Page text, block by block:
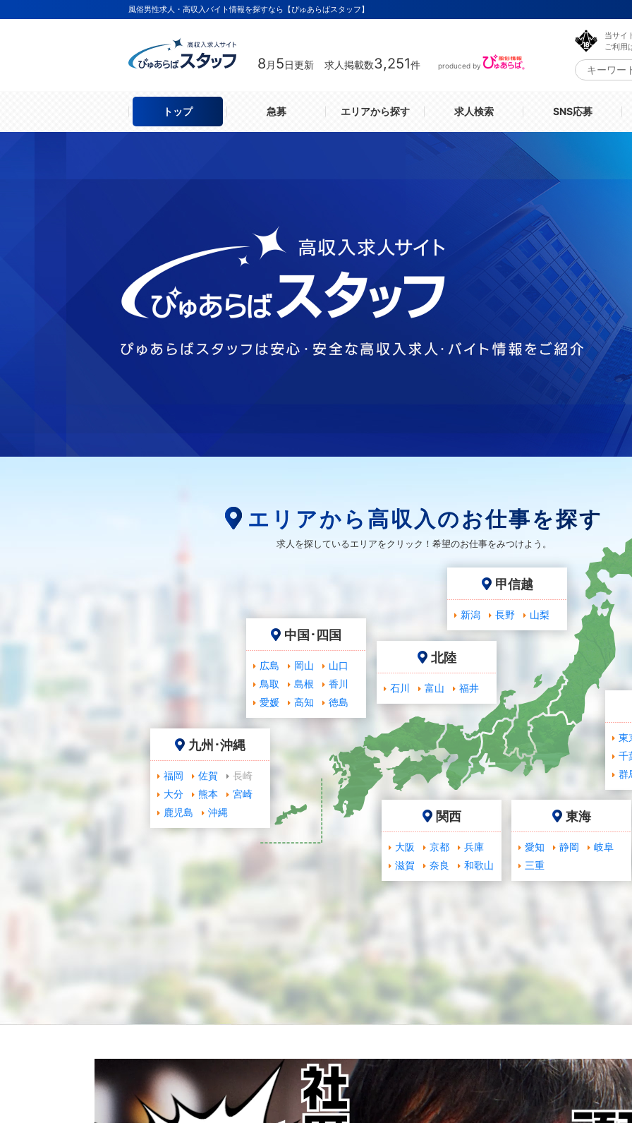
風俗男性求人・高収入バイト情報を探すなら【ぴゅあらばスタッフ】
8 月 5日更新 求人掲載数3,251件 produced by
当サイ
ご利用
トップ 急募 エリアから探す 求人検索 SNS応募
エリアから高収入のお仕事を探す
求人を探しているエリアをクリック！希望のお仕事をみつけよう。
東
千
群
関西
大阪 京都
兵庫
滋賀
奈良 和歌山
北陸
石川 富山 福井
甲信越
新潟 長野 山梨
東海
愛知 静岡
岐阜
三重
中国･四国
広島 岡山
山口
鳥取
島根
香川
愛媛
高知 徳島
九州･沖縄
福岡 佐賀
長崎
大分
熊本
宮崎
鹿児島
沖縄